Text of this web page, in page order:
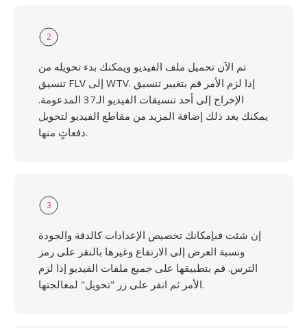
2
تم الآن تحميل ملف الفيديو ويمكنك بدء تحويله من
تنسيق FLV إلى WTV. إذا لزم الأمر قم بتغيير تنسيق
الإخراج إلى أحد تنسيقات الفيديو الـ37 المدعومة.
يمكنك بعد ذلك إضافة المزيد من مقاطع الفيديو لتحويل
دفعاتٍ منها.
3
إن شئت فبإمكانك تخصيص الإعدادات كالدقة والجودة
ونسبة العرض إلى الارتفاع وغيرها بالنقر على رمز
الترس. قم بتطبيقها على جميع ملفات الفيديو إذا لزم
الأمر ثم انقر على زر "تحويل" لمعالجتها.